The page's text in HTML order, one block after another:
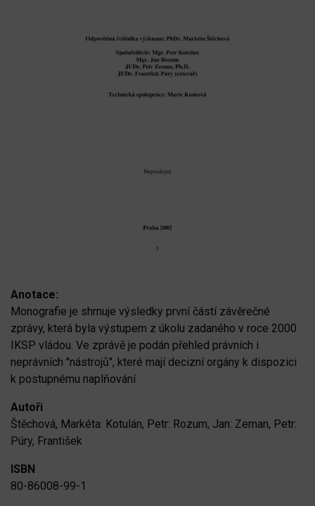
Anotace:
Monografie je shrnuje výsledky první částí závěrečné
zprávy, která byla výstupem z úkolu zadaného v roce 2000
IKSP vládou. Ve zprávě je podán přehled právních i
neprávních "nástrojů", které mají decizní orgány k dispozici
k postupnému naplňování
Autoři
Štěchová, Markéta: Kotulán, Petr: Rozum, Jan: Zeman, Petr:
Púry, František
ISBN
80-86008-99-1